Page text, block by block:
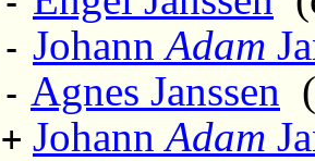
- JohannAdam
- Agnes Janssen
+ JohannAdam